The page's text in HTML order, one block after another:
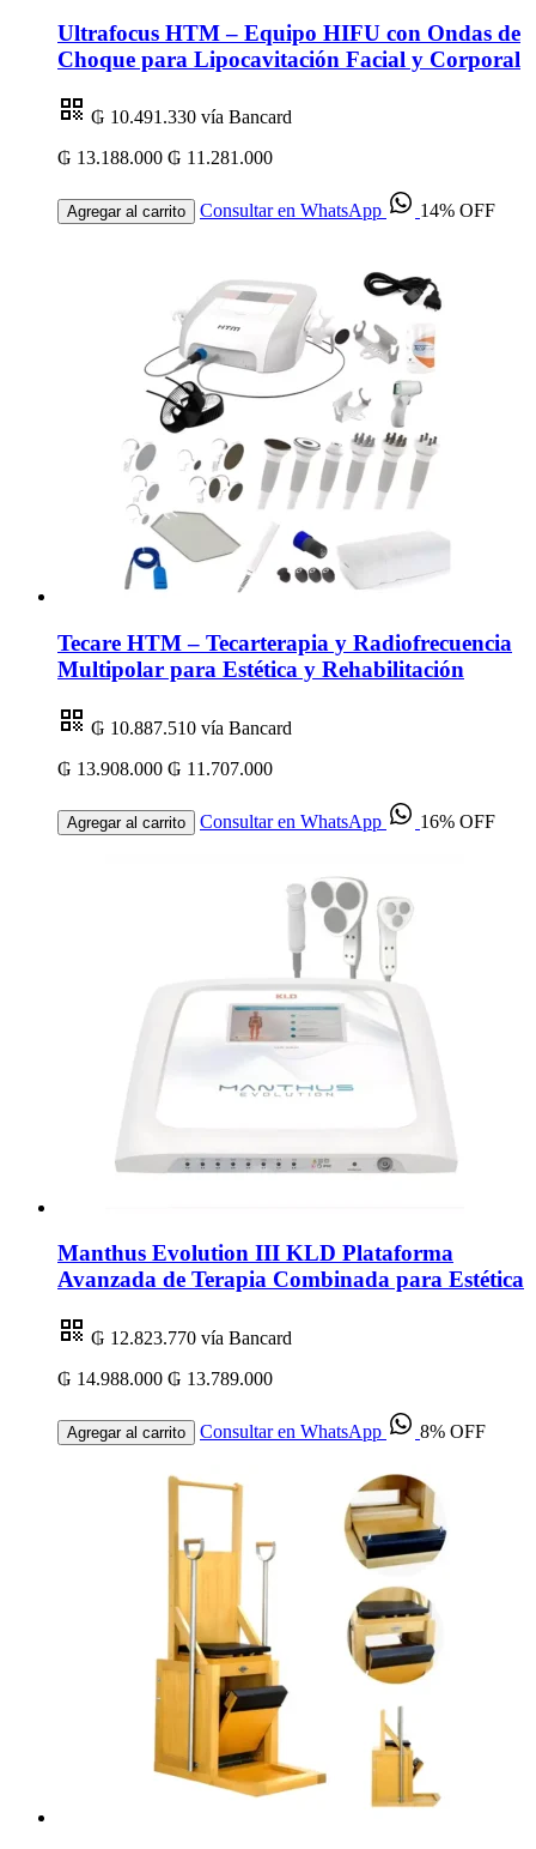
Ultrafocus HTM – Equipo HIFU con Ondas de
Choque para Lipocavitación Facial y Corporal
₲ 10.491.330 vía Bancard
₲ 13.188.000 ₲ 11.281.000
Agregar al carrito Consultar en WhatsApp 14% OFF
Tecare HTM – Tecarterapia y Radiofrecuencia
Multipolar para Estética y Rehabilitación
₲ 10.887.510 vía Bancard
₲ 13.908.000 ₲ 11.707.000
Agregar al carrito Consultar en WhatsApp 16% OFF
Manthus Evolution III KLD Plataforma
Avanzada de Terapia Combinada para Estética
₲ 12.823.770 vía Bancard
₲ 14.988.000 ₲ 13.789.000
Agregar al carrito Consultar en WhatsApp 8% OFF